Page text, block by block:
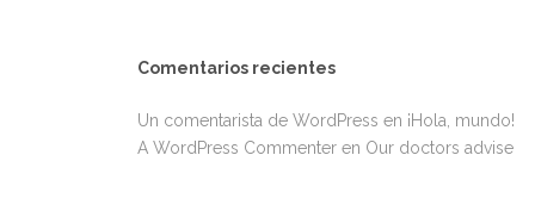
Comentarios recientes
Un comentarista de WordPress en ¡Hola, mundo!
A WordPress Commenter en Our doctors advise